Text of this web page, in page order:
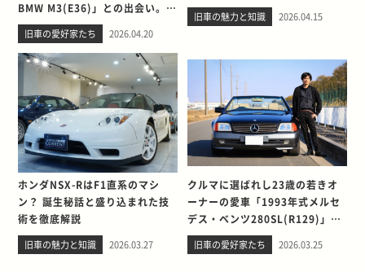
BMW M3(E36)」との出会い。そ
して別れを考える
旧車の愛好家たち 2026.04.20
旧車の魅力と知識 2026.04.15
ホンダNSX-RはF1直系のマシ
ン？ 誕生秘話と盛り込まれた技
術を徹底解説
旧車の魅力と知識 2026.03.27
クルマに選ばれし23歳の若きオ
ーナーの愛車「1993年式メルセ
デス・ベンツ280SL(R129)」と
の出会い。そして別れを考える
旧車の愛好家たち 2026.03.25